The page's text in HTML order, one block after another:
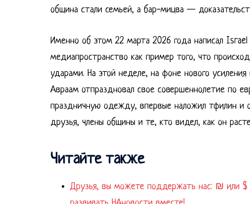
община стали семьей, а бар-мицва —
Именно об этом 22 марта 2026 года написал Israel
медиапространство как пример того, что
ударами. На этой неделе, на фоне нового
Авраам отпраздновал свое совершеннолетие по
праздничную одежду, впервые наложил тфилин и
друзья, члены общины и те, кто видел, как он
Читайте также
Друзья, вы можете поддержать нас: ₪ или $